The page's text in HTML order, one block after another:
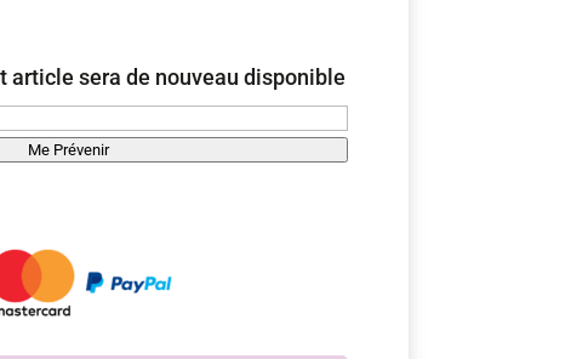
article sera de nouveau disponible
Me Prévenir